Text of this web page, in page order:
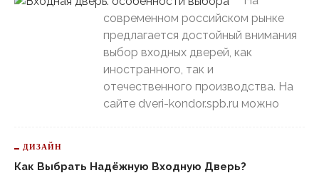
современном российском рынке
предлагается достойный внимания
выбор входных дверей, как
иностранного, так и
отечественного производства. На
сайте dveri-kondor.spb.ru можно
ДИЗАЙН
Как Выбрать Надёжную Входную Дверь?